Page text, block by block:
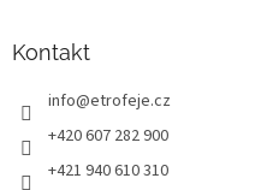
Kontakt
info@etrofeje.cz
+420 607 282 900
+421 940 610 310